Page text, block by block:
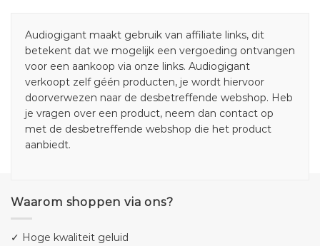
Audiogigant maakt gebruik van affiliate links, dit
betekent dat we mogelijk een vergoeding ontvangen
voor een aankoop via onze links. Audiogigant
verkoopt zelf géén producten, je wordt hiervoor
doorverwezen naar de desbetreffende webshop. Heb
je vragen over een product, neem dan contact op
met de desbetreffende webshop die het product
aanbiedt.
Waarom shoppen via ons?
✓ Hoge kwaliteit geluid